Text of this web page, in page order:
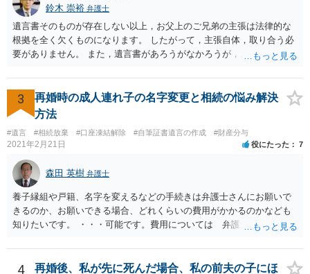
鈴木 崇裕 弁護士
遺言書そのものが存在しない以上，お父上のご兄弟の主張は法律的な
根拠を全く欠くものになります。 したがって，主張自体，取り合う必
要がありません。 また，遺言書があろうがなかろうが，お父上のご兄
ご回答にもありますが， 代理人弁護士をたてて，その弁護士から相手
方に対して， ・相続に関する主張は法的根拠がなく，一切応じないこ
と ・今後一切の連絡をしてこないでほしいこと ・連絡を継続してくる
ようであれば警察への通報や法的措置も辞さないこと などを記載した
書面を発送してもらうことがよろしいように思います。
3
再婚時の成人連れ子の名字変更と相続の悩み解決
方法
#遺言 #相続放棄 #口座凍結解除 #自筆証書遺言の作成 #財産分与
2021年2月21日 役にたった 7
森田 英樹 弁護士
養子縁組や戸籍、名字を変えるなどの手続きは弁護士さんにお願いで
きるのか、お願いできる場合、どれくらいの費用がかかるのかなども
知りたいです。 ・・・可能です。費用については 弁護士と直接面談
ています。 やはり、成人した子のことまでごちゃごちゃ考えず、自分
の事だけ考えるべきなのでしょうか ・・・お子さんの事をまで含め良
4
再婚後、私が先に死んだ場合、私の前夫の子にほ